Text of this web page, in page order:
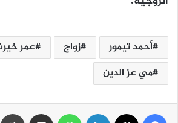
أحمد تيمور زواج عمر
مي عز الدين